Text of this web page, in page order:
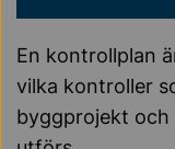
En kontrollplan
vilka kontroller
byggprojekt och